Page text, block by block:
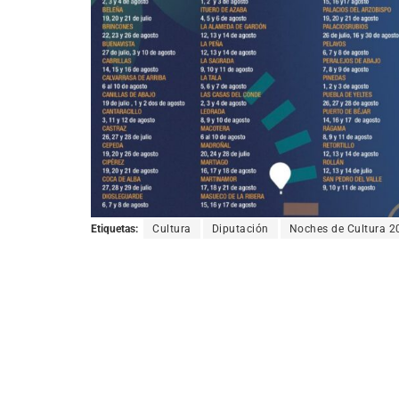
Etiquetas: Cultura Diputación Noches de Cultura